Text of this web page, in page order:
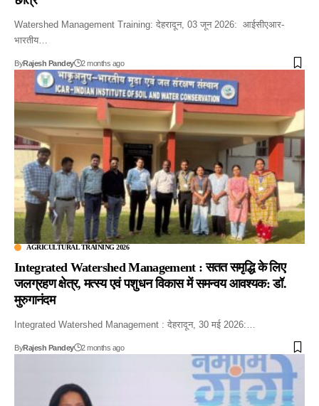
Watershed Management Training: देहरादून, 03 जून 2026: आईसीएआर-
भारतीय…
ByRajesh Pandey 2 months ago
AGRICULTURAL TRAINING 2026
Integrated Watershed Management : सतत समृद्धि के लिए
जलग्रहण क्षेत्र, मत्स्य एवं पशुधन विकास में समन्वय आवश्यक: डॉ.
मुरुगानंदम
Integrated Watershed Management : देहरादून, 30 मई 2026:…
ByRajesh Pandey 2 months ago